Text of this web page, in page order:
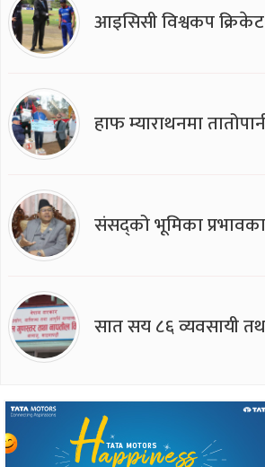
आइसिसी विश्वकप
हाफ म्याराथनमा
संसद्को भूमिका
सात सय ८६ व्यवसायी